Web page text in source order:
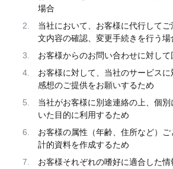
場合
当社において、お客様に代行して
文内容の確認、変更手続きを行う場
お客様からのお問い合わせに対し
お客様に対して、当社のサービス
感想のご提供をお願いするため
当社がお客様に別途連絡の上、個
いた目的に利用するため
お客様の属性（年齢、住所など）
計的資料を作成するため
お客様それぞれの嗜好に適合した情